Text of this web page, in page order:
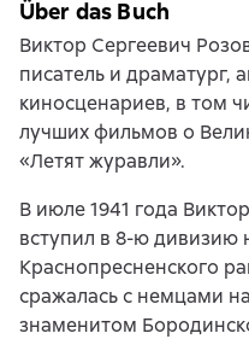
Über das Buch
Виктор Сергеевич
писатель и драматург,
киносценариев, в том
лучших фильмов о
«Летят журавли».
В июле 1941 года
вступил в 8-ю дивизию
Краснопресненского
сражалась с немцами
знаменитом